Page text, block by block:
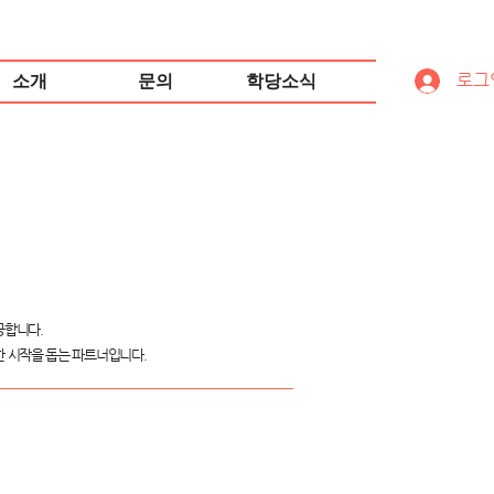
소개 문의 학당소식 로그
니다.
시작을 돕는 파트너입니다.